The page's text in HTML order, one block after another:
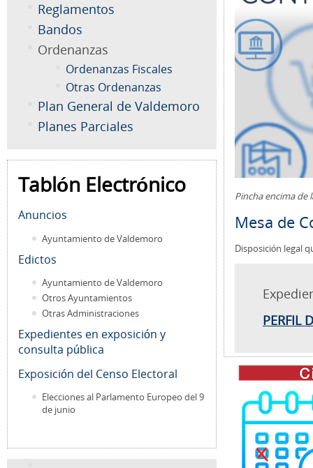
Reglamentos
Bandos
Ordenanzas
Ordenanzas Fiscales
Otras Ordenanzas
Plan General de Valdemoro
Planes Parciales
Tablón Electrónico
Anuncios
Ayuntamiento de Valdemoro
Edictos
Ayuntamiento de Valdemoro
Otros Ayuntamientos
Otras Administraciones
Expedientes en exposición y
consulta pública
Exposición del Censo Electoral
Elecciones al Parlamento Europeo del 9
de junio
Pincha encima de
Mesa de
Disposición legal
PERFIL